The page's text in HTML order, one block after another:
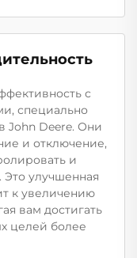
с
специально
John Deere. Они
и отключение,
и
Это улучшенная
к увеличению
вам достигать
целей более